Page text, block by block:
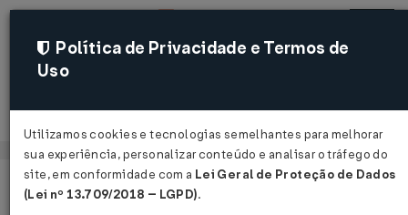
Acessar
Página Inicial Legislações
Política de Privacidade e Termos de
Uso
Utilizamos cookies e tecnologias semelhantes para melhorar
sua experiência, personalizar conteúdo e analisar o tráfego do
site, em conformidade com a Lei Geral de Proteção de Dados
(Lei nº 13.709/2018 – LGPD).